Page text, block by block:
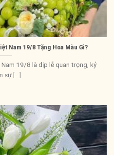
Nam 19/8 Tặng Hoa Màu Gì?
19/8 là dịp lễ quan trọng, kỷ
sự [...]